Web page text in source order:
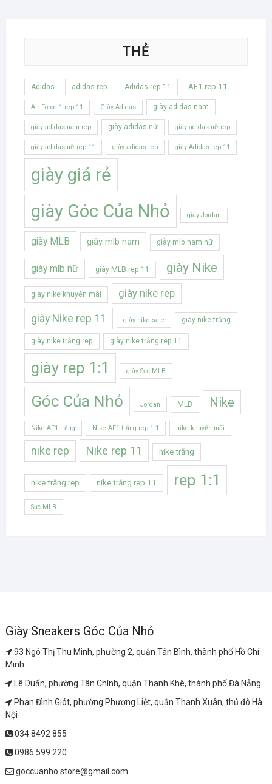
THẺ
Adidas adidas rep Adidas rep 11 AF1 rep 11
Air Force 1 rep 11 Giày Adidas giày adidas nam
giày adidas nam rep giày adidas nữ giày adidas nữ rep
giày adidas nữ rep 11 giày adidas rep giày Adidas rep 11
giày giá rẻ
giày Góc Của Nhỏ
giày Jordan
giày MLB giày mlb nam giày mlb nam nữ
giày mlb nữ giày MLB rep 11 giày Nike
giày nike khuyến mãi giày nike rep
giày Nike rep 11 giày nike sale giày nike trắng
giày nike trắng rep giày nike trắng rep 11
giày rep 1:1 giày Sục MLB
Góc Của Nhỏ Jordan MLB Nike
Nike AF1 trắng Nike AF1 trắng rep 1:1 nike khuyến mãi
nike rep Nike rep 11 nike trắng
nike trắng rep nike trắng rep 11 rep 1:1
Sục MLB
Giày Sneakers Góc Của Nhỏ
93 Ngô Thị Thu Minh, phường 2, quận Tân Bình, thành phố Hồ Chí
Minh
Lê Duẩn, phường Tân Chính, quận Thanh Khê, thành phố Đà Nẵng
Phan Đình Giót, phường Phương Liệt, quận Thanh Xuân, thủ đô Hà
Nội
034 8492 855
0986 599 220
goccuanho.store@gmail.com